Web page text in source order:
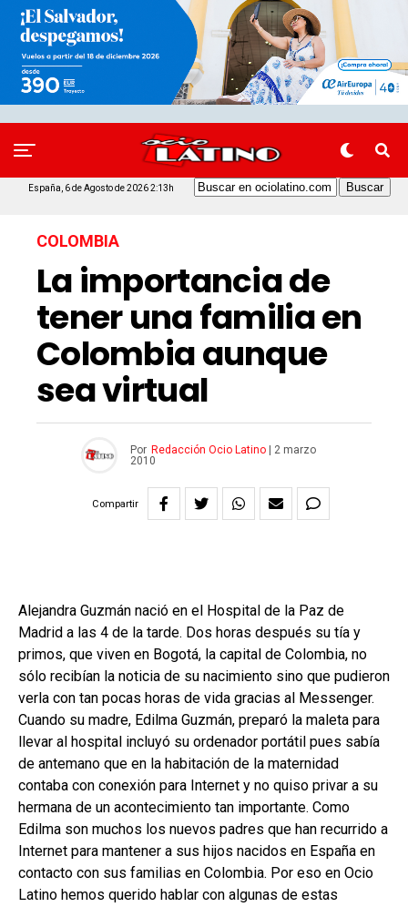
España, 6 de Agosto de 2026 2:13h
COLOMBIA
La importancia de
tener una familia en
Colombia aunque
sea virtual
Por Redacción Ocio Latino|
2 marzo
2010
Compartir
Alejandra Guzmán nació en el Hospital de la Paz de
Madrid a las 4 de la tarde. Dos horas después su tía y
primos, que viven en Bogotá, la capital de Colombia, no
sólo recibían la noticia de su nacimiento sino que pudieron
verla con tan pocas horas de vida gracias al Messenger.
Cuando su madre, Edilma Guzmán, preparó la maleta para
llevar al hospital incluyó su ordenador portátil pues sabía
de antemano que en la habitación de la maternidad
contaba con conexión para Internet y no quiso privar a su
hermana de un acontecimiento tan importante. Como
Edilma son muchos los nuevos padres que han recurrido a
Internet para mantener a sus hijos nacidos en España en
contacto con sus familias en Colombia. Por eso en Ocio
Latino hemos querido hablar con algunas de estas